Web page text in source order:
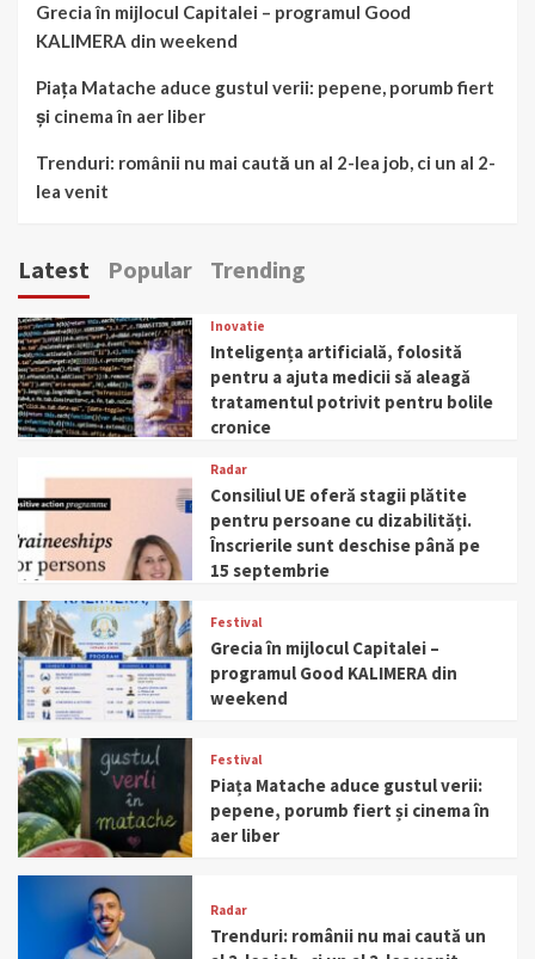
Grecia în mijlocul Capitalei – programul Good
KALIMERA din weekend
Piața Matache aduce gustul verii: pepene, porumb fiert
și cinema în aer liber
Trenduri: românii nu mai caută un al 2-lea job, ci un al 2-
lea venit
Latest Popular Trending
Inovatie
Inteligența artificială, folosită
pentru a ajuta medicii să aleagă
tratamentul potrivit pentru bolile
cronice
Radar
Consiliul UE oferă stagii plătite
pentru persoane cu dizabilități.
Înscrierile sunt deschise până pe
15 septembrie
Festival
Grecia în mijlocul Capitalei –
programul Good KALIMERA din
weekend
Festival
Piața Matache aduce gustul verii:
pepene, porumb fiert și cinema în
aer liber
Radar
Trenduri: românii nu mai caută un